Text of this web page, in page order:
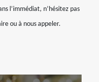
l’immédiat, n’hésitez pas
ou à nous appeler.